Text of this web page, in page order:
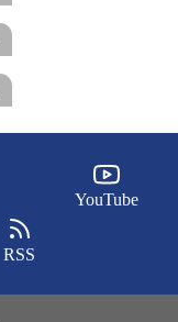
YouTube
RSS